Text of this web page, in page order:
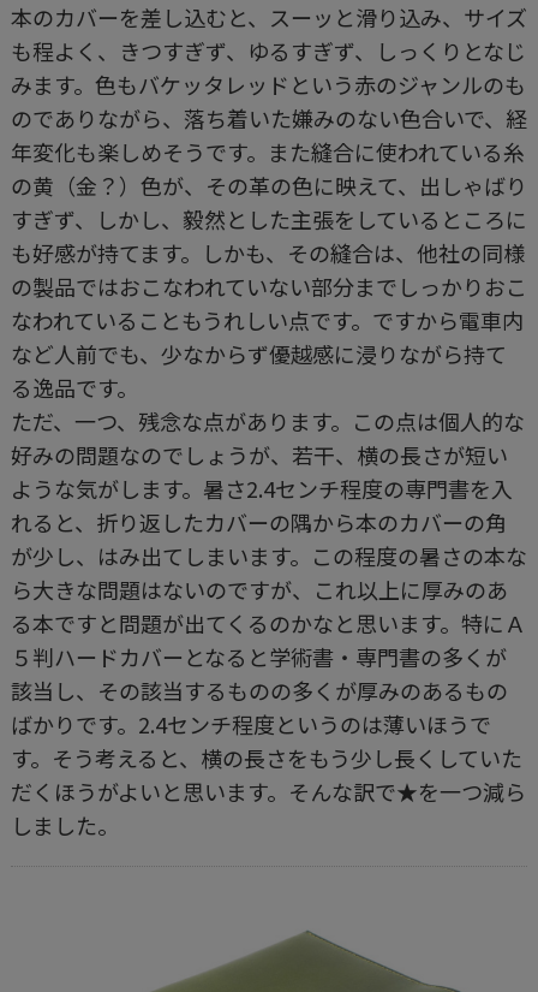
本のカバーを差し込むと、スーッと滑り込み、サイズ
も程よく、きつすぎず、ゆるすぎず、しっくりとなじ
みます。色もバケッタレッドという赤のジャンルのも
のでありながら、落ち着いた嫌みのない色合いで、経
年変化も楽しめそうです。また縫合に使われている糸
の黄（金？）色が、その革の色に映えて、出しゃばり
すぎず、しかし、毅然とした主張をしているところに
も好感が持てます。しかも、その縫合は、他社の同様
の製品ではおこなわれていない部分までしっかりおこ
なわれていることもうれしい点です。ですから電車内
など人前でも、少なからず優越感に浸りながら持て
る逸品です。
ただ、一つ、残念な点があります。この点は個人的な
好みの問題なのでしょうが、若干、横の長さが短い
ような気がします。暑さ2.4センチ程度の専門書を入
れると、折り返したカバーの隅から本のカバーの角
が少し、はみ出てしまいます。この程度の暑さの本な
ら大きな問題はないのですが、これ以上に厚みのあ
る本ですと問題が出てくるのかなと思います。特にＡ
５判ハードカバーとなると学術書・専門書の多くが
該当し、その該当するものの多くが厚みのあるもの
ばかりです。2.4センチ程度というのは薄いほうで
す。そう考えると、横の長さをもう少し長くしていた
だくほうがよいと思います。そんな訳で★を一つ減ら
しました。